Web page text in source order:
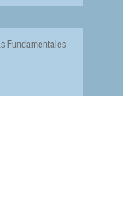
Fundamentales